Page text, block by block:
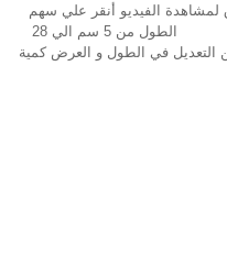
الشرق لمشاهدة الفيديو أنقر علي سهم
التشغيل المواصفات حجم الكيس الطول من 5 سم الي 28
الي 14 سم و يمكن التعديل في الطول و العرض كمية